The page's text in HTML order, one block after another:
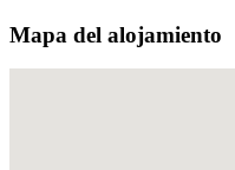
Mapa del alojamiento